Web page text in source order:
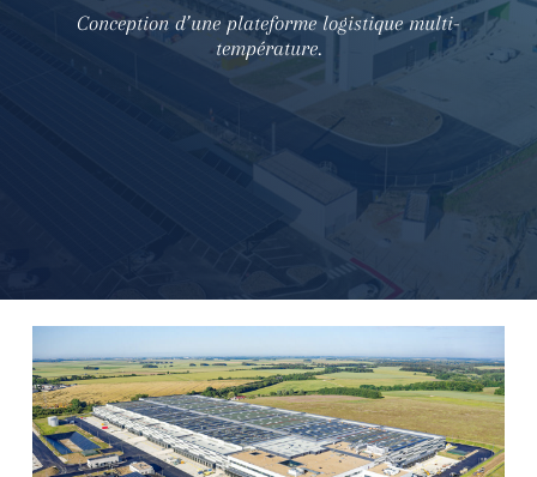
Conception d’une plateforme logistique multi-
température.